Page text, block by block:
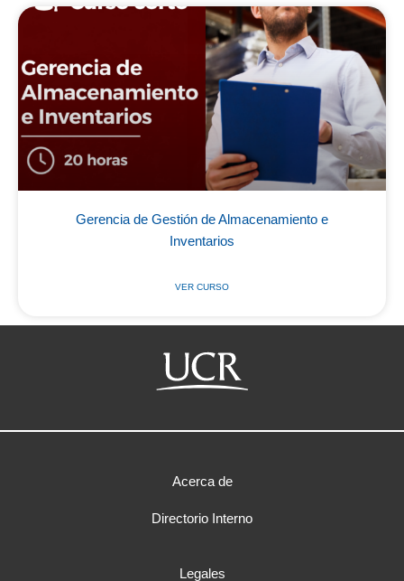
Gerencia de Gestión de Almacenamiento e
Inventarios
VER CURSO
Acerca de
Directorio Interno
Legales